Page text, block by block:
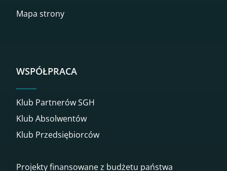
Mapa strony
WSPÓŁPRACA
Klub Partnerów SGH
Klub Absolwentów
Klub Przedsiębiorców
Projekty finansowane z budżetu państwa